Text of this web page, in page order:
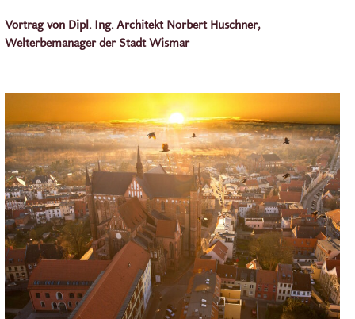
Vortrag von Dipl. Ing. Architekt Norbert Huschner,
Welterbemanager der Stadt Wismar